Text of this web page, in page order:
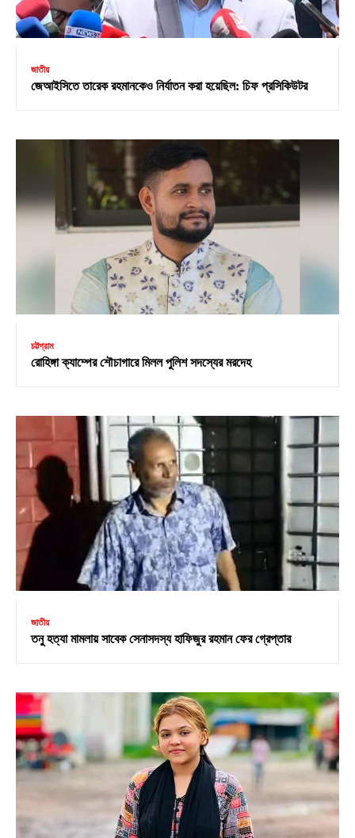
জাতীয়
জেআইসিতে তারেক রহমানকেও নির্যাতন করা হয়েছিল: চিফ প্রসিকিউটর
চট্টগ্রাম
রোহিঙ্গা ক্যাম্পের শৌচাগারে মিলল পুলিশ সদস্যের মরদেহ
জাতীয়
তনু হত্যা মামলায় সাবেক সেনাসদস্য হাফিজুর রহমান ফের গ্রেপ্তার